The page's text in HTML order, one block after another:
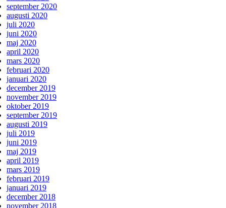
september 2020
augusti 2020
juli 2020
juni 2020
maj 2020
april 2020
mars 2020
februari 2020
januari 2020
december 2019
november 2019
oktober 2019
september 2019
augusti 2019
juli 2019
juni 2019
maj 2019
april 2019
mars 2019
februari 2019
januari 2019
december 2018
november 2018